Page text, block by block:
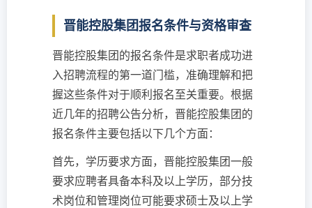
晋能控股集团报名条件与资格审查
晋能控股集团的报名条件是求职者成功进
入招聘流程的第一道门槛，准确理解和把
握这些条件对于顺利报名至关重要。根据
近几年的招聘公告分析，晋能控股集团的
报名条件主要包括以下几个方面：
首先，学历要求方面，晋能控股集团一般
要求应聘者具备本科及以上学历，部分技
术岗位和管理岗位可能要求硕士及以上学